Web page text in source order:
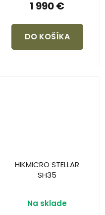
1 990 €
DO KOŠÍKA
HIKMICRO STELLAR
SH35
Na sklade